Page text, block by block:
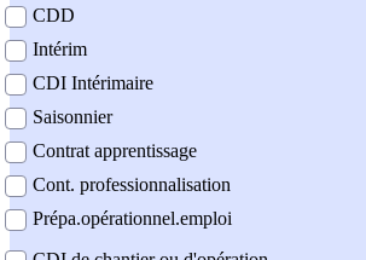
CDD
Intérim
CDI Intérimaire
Saisonnier
Contrat apprentissage
Cont. professionnalisation
Prépa.opérationnel.emploi